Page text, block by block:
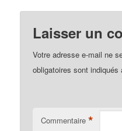
Laisser un
Votre adresse e-mail ne
obligatoires sont
Commentaire *